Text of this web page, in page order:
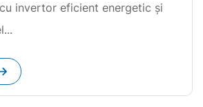
invertor eficient energetic și